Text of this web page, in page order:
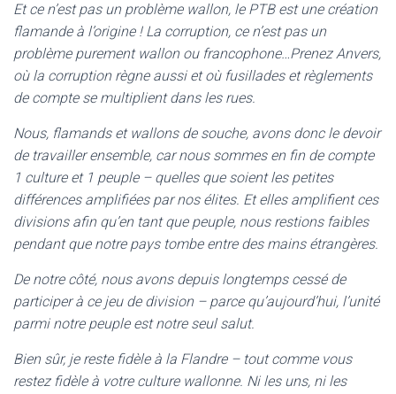
Et ce n’est pas un problème wallon, le PTB est une création
flamande à l’origine ! La corruption, ce n’est pas un
problème purement wallon ou francophone…Prenez Anvers,
où la corruption règne aussi et où fusillades et règlements
de compte se multiplient dans les rues.
Nous, flamands et wallons de souche, avons donc le devoir
de travailler ensemble, car nous sommes en fin de compte
1 culture et 1 peuple – quelles que soient les petites
différences amplifiées par nos élites. Et elles amplifient ces
divisions afin qu’en tant que peuple, nous restions faibles
pendant que notre pays tombe entre des mains étrangères.
De notre côté, nous avons depuis longtemps cessé de
participer à ce jeu de division – parce qu’aujourd’hui, l’unité
parmi notre peuple est notre seul salut.
Bien sûr, je reste fidèle à la Flandre – tout comme vous
restez fidèle à votre culture wallonne. Ni les uns, ni les